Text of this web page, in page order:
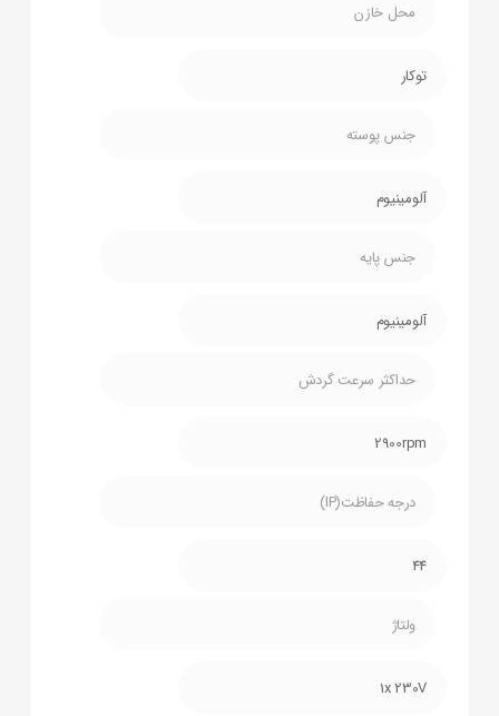
محل خازن
توکار
جنس پوسته
آلومینیوم
جنس پایه
آلومینیوم
حداکثر سرعت گردش
2900rpm
درجه حفاظت(IP)
44
ولتاژ
1x 230V